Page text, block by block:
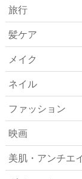
旅行
髪ケア
メイク
ネイル
ファッション
映画
美肌・アンチエ